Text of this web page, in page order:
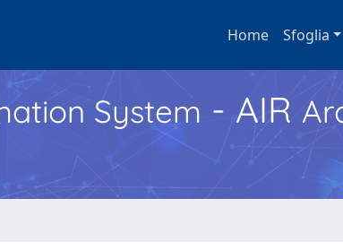
Home Sfoglia
System - AIR